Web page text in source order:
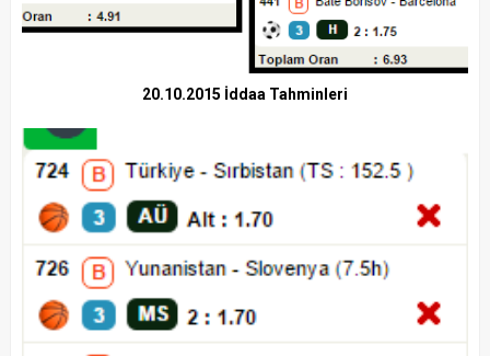
20.10.2015 İddaa Tahminleri